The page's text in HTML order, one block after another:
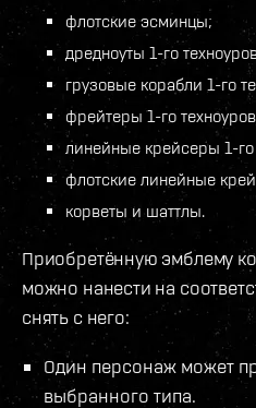
флотские эсминцы;
дредноуты 1-го
грузовые корабли 1-го
фрейтеры 1-го
линейные крейсеры 1-го
флотские линейные
корветы и шаттлы.
Приобретённую эмблему
можно нанести на
снять с него:
Один персонаж может
выбранного типа.